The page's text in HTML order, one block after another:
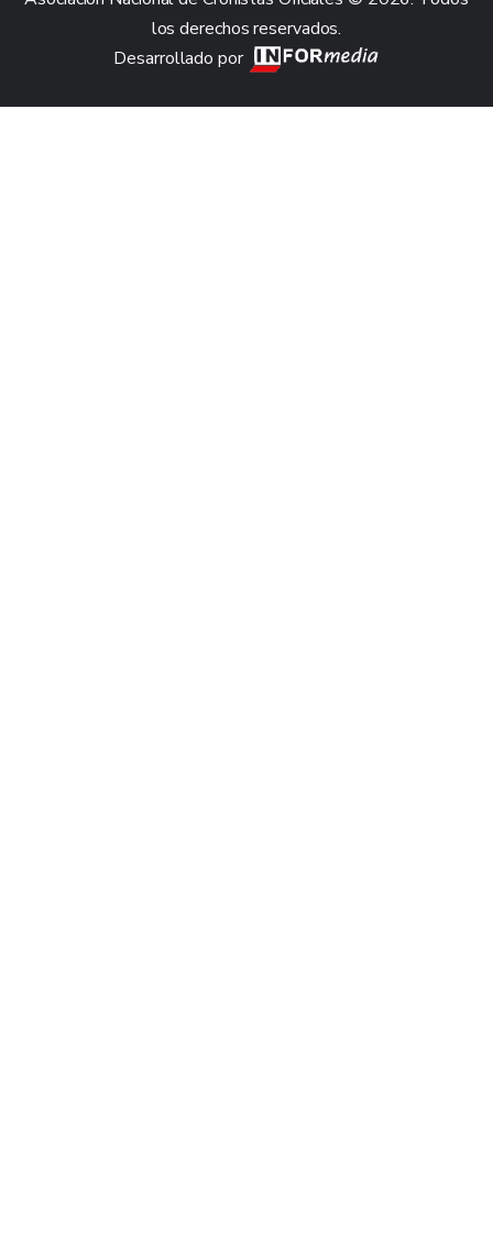
los derechos reservados.
Desarrollado por